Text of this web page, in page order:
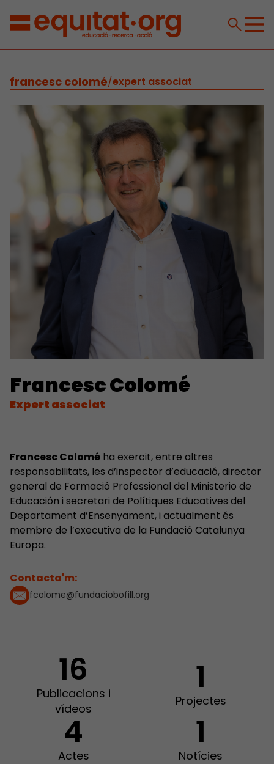
francesc colomé/expert associat
Francesc Colomé
Expert associat
Francesc Colomé ha exercit, entre altres
responsabilitats, les d’inspector d’educació, director
general de Formació Professional del Ministerio de
Educación i secretari de Polítiques Educatives del
Departament d’Ensenyament, i actualment és
membre de l’executiva de la Fundació Catalunya
Europa.
Contacta'm:
fcolome@fundaciobofill.org
16
Publicacions i
vídeos
1
Projectes
4
Actes
1
Notícies